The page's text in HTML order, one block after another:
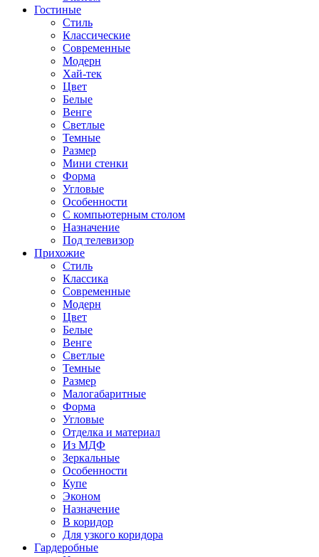
Гостиные
Стиль
Классические
Современные
Модерн
Хай-тек
Цвет
Белые
Венге
Светлые
Темные
Размер
Мини стенки
Форма
Угловые
Особенности
С компьютерным столом
Назначение
Под телевизор
Прихожие
Стиль
Классика
Современные
Модерн
Цвет
Белые
Венге
Светлые
Темные
Размер
Малогабаритные
Форма
Угловые
Отделка и материал
Из МДФ
Зеркальные
Особенности
Купе
Эконом
Назначение
В коридор
Для узкого коридора
Гардеробные